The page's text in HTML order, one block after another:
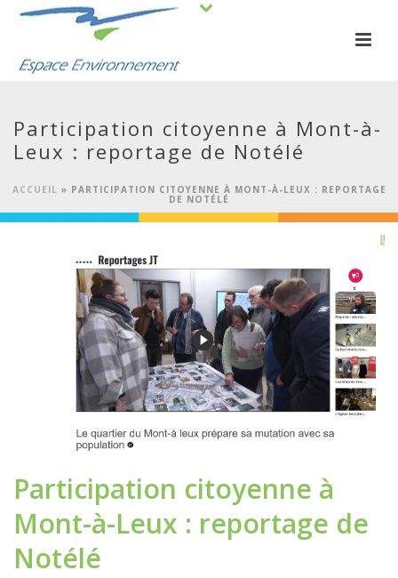
Participation citoyenne à Mont-à-
Leux : reportage de Notélé
ACCUEIL » PARTICIPATION CITOYENNE À MONT-À-LEUX : REPORTAGE
DE NOTÉLÉ
Participation citoyenne à
Mont-à-Leux : reportage de
Notélé